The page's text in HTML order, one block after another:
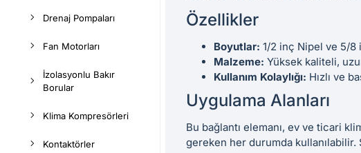
Drenaj Pompaları
Fan Motorları
İzolasyonlu Bakır
Borular
Klima Kompresörleri
Kontaktörler
Özellikler
Boyutlar: 1/2 inç Nipel ve 5/8
Malzeme: Yüksek kaliteli,
Kullanım Kolaylığı: Hızlı ve
Uygulama Alanları
Bu bağlantı elemanı, ev ve ticari
gereken her durumda kullanılabilir.